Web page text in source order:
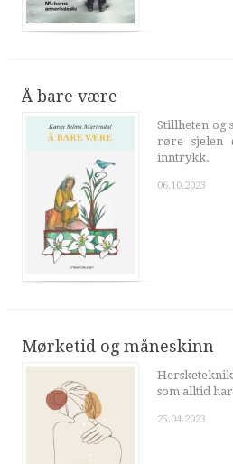
Å bare være
Stillheten og
røre sjelen
inntrykk.
06.10.2023
Mørketid og måneskinn
som alltid
25.04.2023